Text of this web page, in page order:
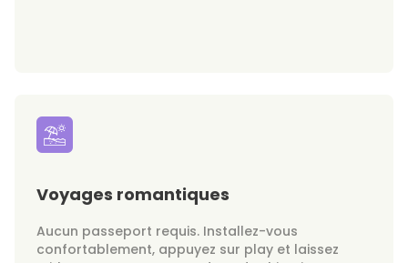
Voyages romantiques
Aucun passeport requis. Installez-vous
confortablement, appuyez sur play et laissez